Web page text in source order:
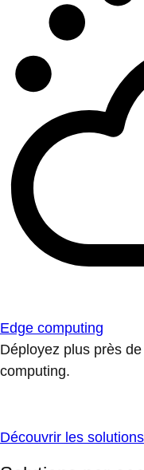
Edge computing
Déployez plus près
computing.
Découvrir les solutions